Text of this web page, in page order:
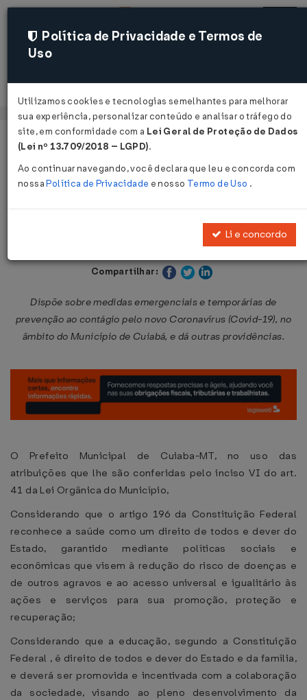
Acessar
Página Inicial Legislações
Decreto Nº 7975 DE 02/07/2020
Publicado no DOM - Cuiabá em 6 jul 2020
Compartilhar:
Dispõe sobre medidas emergenciais e temporárias de
prevenção ao contágio pelo novo Coronavírus (Covid-19), no
âmbito do Município de Cuiabá, e dá outras providências.
O Prefeito Municipal de Cuiaba-MT, no uso das
atribuições que lhe são conferidas pelo inciso VI do art.
41 da Lei Orgânica do Município,
Considerando que o artigo 196 da Constituição Federal
reconhece a saúde como um direito de todos e dever do
Estado, garantido mediante políticas sociais e
econômicas que visem à redução do risco de doenças e
de outros agravos e ao acesso universal e igualitário às
ações e serviços para sua promoção, proteção e
recuperação;
Considerando que a educação, segundo a Constituição
Federal , é direito de todos e dever do Estado e da família,
e deverá ser promovida e incentivada com a colaboração
da sociedade, visando ao pleno desenvolvimento da
Política de Privacidade e Termos de
Uso
Utilizamos cookies e tecnologias semelhantes para melhorar
sua experiência, personalizar conteúdo e analisar o tráfego do
site, em conformidade com a Lei Geral de Proteção de Dados
(Lei nº 13.709/2018 – LGPD).
Ao continuar navegando, você declara que leu e concorda com
nossaPolítica de Privacidade e nosso Termo de Uso .
Li e concordo